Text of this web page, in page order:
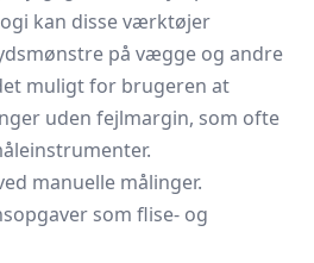
kan disse værktøjer
på vægge og andre
muligt for brugeren at
uden fejlmargin, som ofte
manuelle målinger.
som flise- og